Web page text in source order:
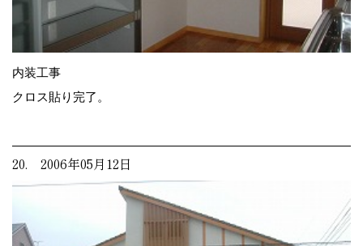
内装工事
クロス貼り完了。
20. 2006年05月12日